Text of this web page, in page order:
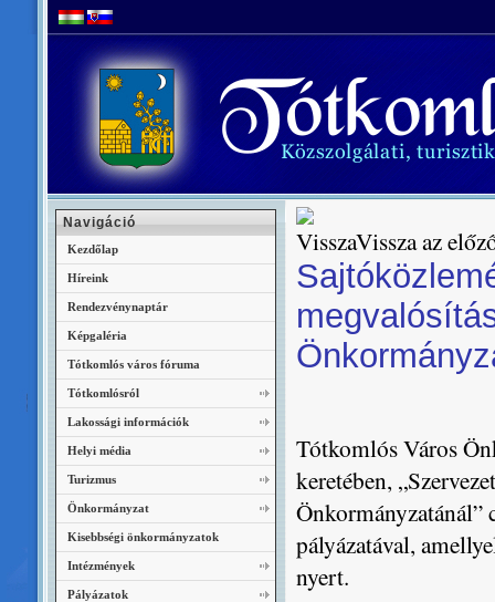
Vissza az
Tótkomlós Város
keretében,
pályázatával,
nyert.
Navigáció
Kezdőlap
Híreink
Rendezvénynaptár
Képgaléria
Tótkomlós város fóruma
Tótkomlósról
Lakossági információk
Helyi média
Turizmus
Önkormányzat
Kisebbségi önkormányzatok
Intézmények
Pályázatok